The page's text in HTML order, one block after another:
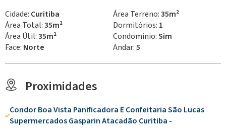
Cidade: Curitiba Área Terreno:35m²
Área Total:35m² Dormitórios: 1
Área Útil:35m² Condomínio:Sim
Face: Norte Andar:5
Proximidades
Condor Boa Vista Panificadora E Confeitaria São Lucas
Supermercados Gasparin Atacadão Curitiba -